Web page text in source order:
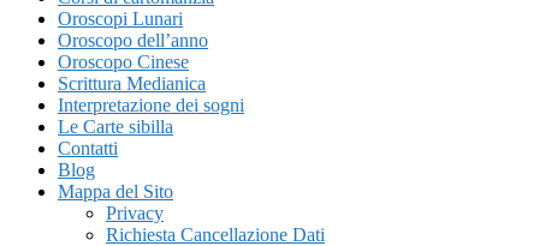
Oroscopi Lunari
Oroscopo dell’anno
Oroscopo Cinese
Scrittura Medianica
Interpretazione dei sogni
Le Carte sibilla
Contatti
Blog
Mappa del Sito
Privacy
Richiesta Cancellazione Dati